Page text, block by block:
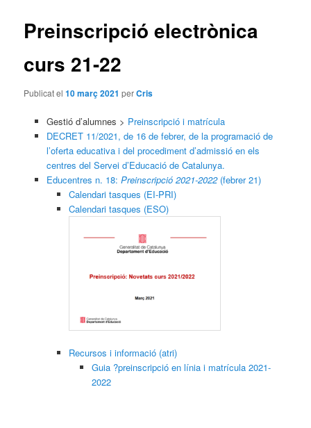
Preinscripció electrònica
curs 21-22
Publicat el10 març 2021 perCris
Gestió d’alumnes > Preinscripció i matrícula
DECRET 11/2021, de 16 de febrer, de la programació de
l’oferta educativa i del procediment d’admissió en els
centres del Servei d’Educació de Catalunya.
Educentres n. 18: Preinscripció 2021-2022(febrer 21)
Calendari tasques (EI-PRI)
Calendari tasques (ESO)
Recursos i informació (atri)
Guia ?preinscripció en línia i matrícula 2021-
2022